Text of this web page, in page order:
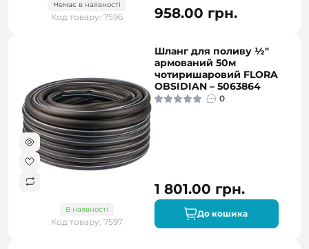
Немає в наявності
Код товару: 7596 958.00 грн.
В наявності
Код товару: 7597
Шланг для поливу ½″
армований 50м
чотиришаровий FLORA
OBSIDIAN – 5063864
0
1 801.00 грн.
До кошика